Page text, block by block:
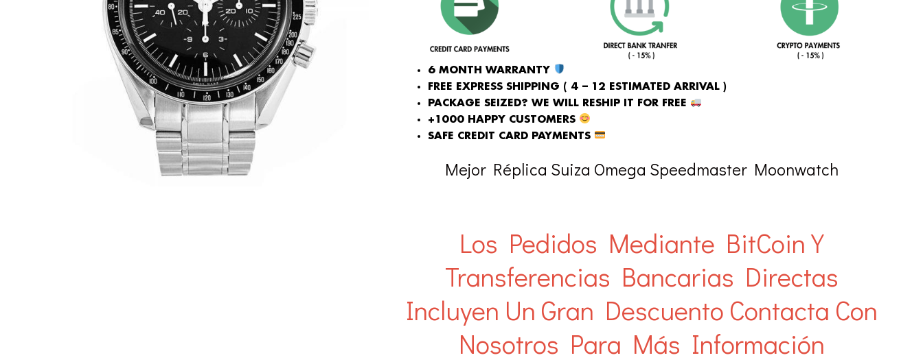
6 MONTH WARRANTY
FREE EXPRESS SHIPPING ( 4 – 12 ESTIMATED ARRIVAL )
PACKAGE SEIZED? WE WILL RESHIP IT FOR FREE
+1000 HAPPY CUSTOMERS
SAFE CREDIT CARD PAYMENTS
Mejor Réplica Suiza Omega Speedmaster Moonwatch
Los Pedidos Mediante BitCoin Y
Transferencias Bancarias Directas
Incluyen Un Gran Descuento Contacta Con
Nosotros Para Más Información